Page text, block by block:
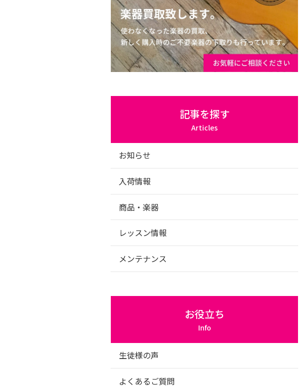
記事を探す
Articles
お知らせ
入荷情報
商品・楽器
レッスン情報
メンテナンス
お役立ち
Info
生徒様の声
よくあるご質問